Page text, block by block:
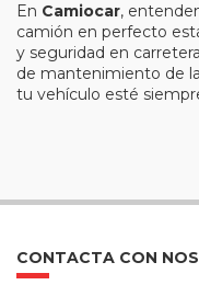
En Camiocar,
camión en perfecto
y seguridad en
de mantenimiento de
tu vehículo esté
CONTACTA CON